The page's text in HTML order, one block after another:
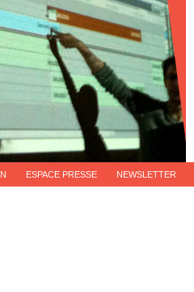
ESPACE PRESSE NEWSLETTER